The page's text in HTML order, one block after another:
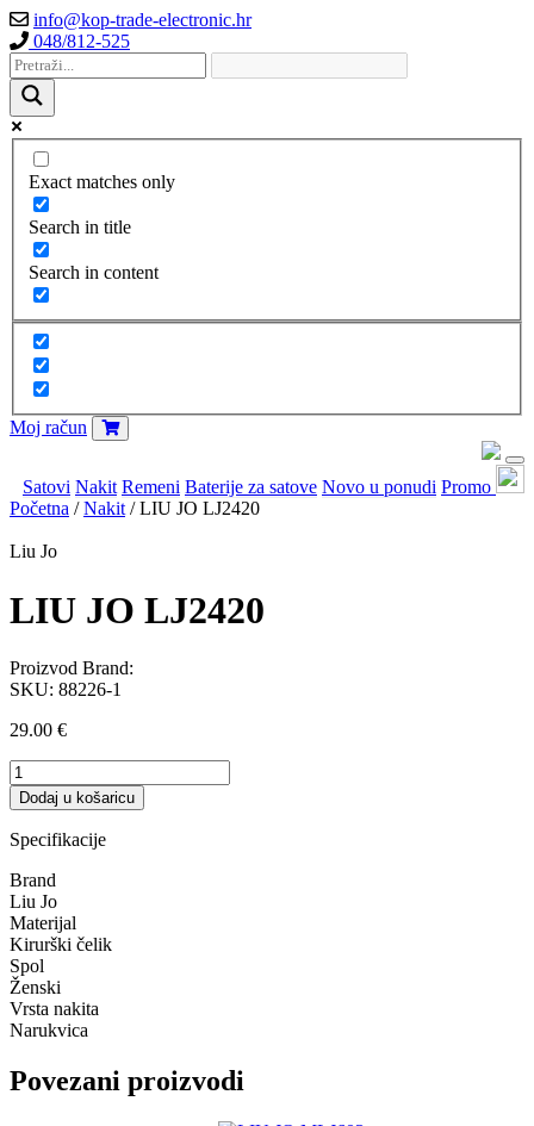
info@kop-trade-electronic.hr
048/812-525
Exact matches only
Search in title
Search in content
Moj račun
Satovi Nakit Remeni Baterije za satove Novo u ponudi Promo
Početna /Nakit / LIU JO LJ2420
Liu Jo
LIU JO LJ2420
SKU: 88226-1
Proizvod Brand:
29.00 €
LIU
JO
LJ2420
količina
Dodaj u košaricu
Specifikacije
Brand
Liu Jo
Materijal
Kirurški čelik
Spol
Ženski
Vrsta nakita
Narukvica
Povezani proizvodi